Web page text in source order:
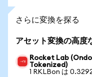
さらに変換を探る
アセット変換の高度
Rocket Lab
Tokenized)
1 RKLBon は